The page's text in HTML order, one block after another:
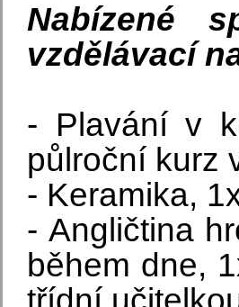
Nabízené
vzdělávací
- Plavání v
půlroční kurz
- Keramika,
- Angličtina
během dne,